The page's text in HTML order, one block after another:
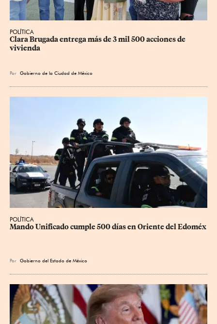
POLÍTICA
Clara Brugada entrega más de 3 mil 500 acciones de
vivienda
Por Gobierno de la Ciudad de México
POLÍTICA
Mando Unificado cumple 500 días en Oriente del Edoméx
Por Gobierno del Estado de México